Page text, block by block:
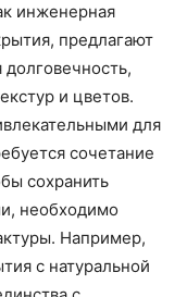
инженерная
предлагают
и цветов.
для
сочетание
сохранить
необходимо
Например,
с натуральной